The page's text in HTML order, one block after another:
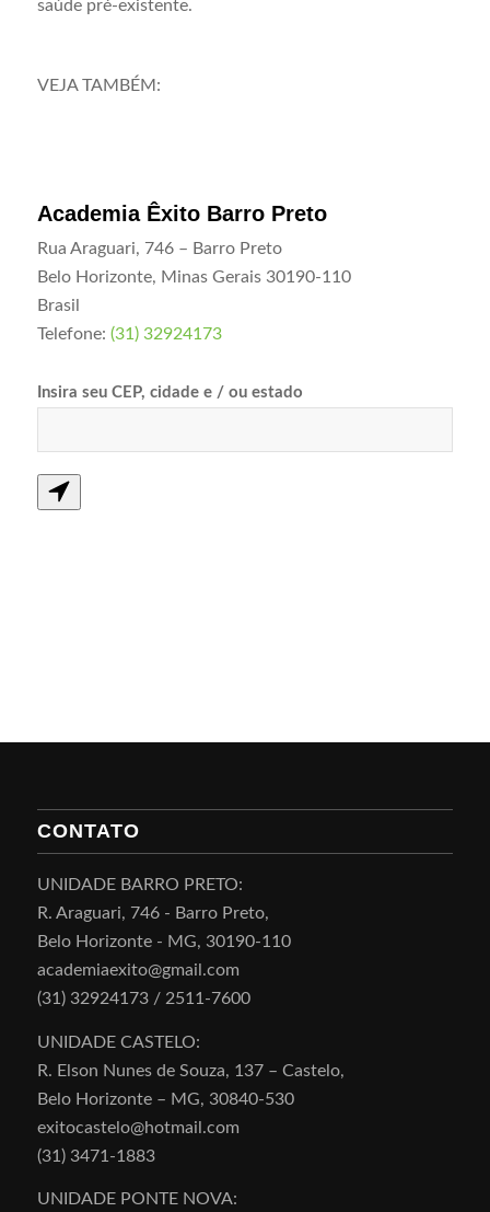
saúde pré-existente.
VEJA TAMBÉM:
Academia Êxito Barro Preto
Rua Araguari, 746 – Barro Preto
Belo Horizonte, Minas Gerais 30190-110
Brasil
Telefone: (31) 32924173
Insira seu CEP, cidade e / ou estado
CONTATO
UNIDADE BARRO PRETO:
R. Araguari, 746 - Barro Preto,
Belo Horizonte - MG, 30190-110
academiaexito@gmail.com
(31) 32924173 / 2511-7600
UNIDADE CASTELO:
R. Elson Nunes de Souza, 137 – Castelo,
Belo Horizonte – MG, 30840-530
exitocastelo@hotmail.com
(31) 3471-1883
UNIDADE PONTE NOVA: